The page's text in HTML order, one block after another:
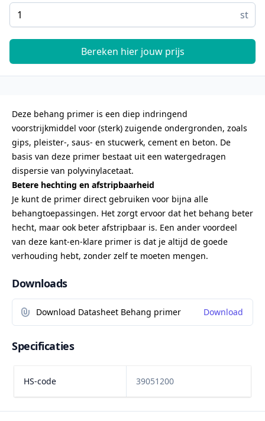
st
Bereken hier jouw prijs
Deze behang primer is een diep indringend
voorstrijkmiddel voor (sterk) zuigende ondergronden, zoals
gips, pleister-, saus- en stucwerk, cement en beton. De
basis van deze primer bestaat uit een watergedragen
dispersie van polyvinylacetaat.
Betere hechting en afstripbaarheid
Je kunt de primer direct gebruiken voor bijna alle
behangtoepassingen. Het zorgt ervoor dat het behang beter
hecht, maar ook beter afstripbaar is. Een ander voordeel
van deze kant-en-klare primer is dat je altijd de goede
verhouding hebt, zonder zelf te moeten mengen.
Downloads
Download Datasheet Behang primer Download
Specificaties
HS-code 39051200